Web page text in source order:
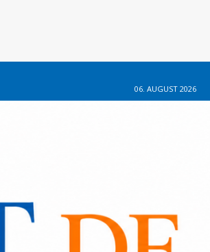
06. AUGUST 2026